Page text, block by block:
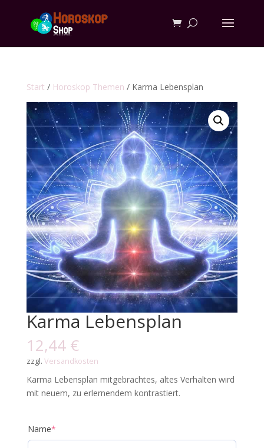
Start / Horoskop Themen / Karma Lebensplan
Karma Lebensplan
12,44 €
zzgl. Versandkosten
Karma Lebensplan mitgebrachtes, altes Verhalten wird
mit neuem, zu erlernendem kontrastiert.
Name*